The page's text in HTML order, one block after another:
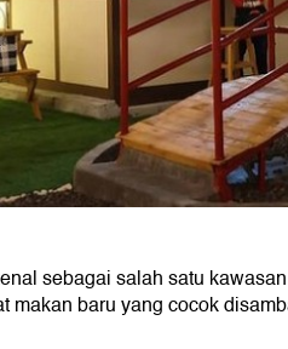
sebagai salah satu
makan baru yang cocok